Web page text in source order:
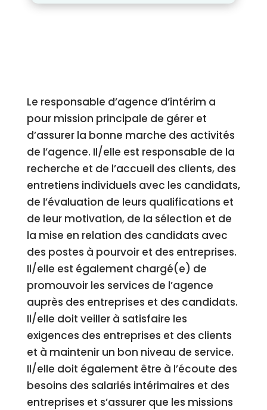
Le responsable d’agence d’intérim a
pour mission principale de gérer et
d’assurer la bonne marche des activités
de l’agence. Il/elle est responsable de la
recherche et de l’accueil des clients, des
entretiens individuels avec les candidats,
de l’évaluation de leurs qualifications et
de leur motivation, de la sélection et de
la mise en relation des candidats avec
des postes à pourvoir et des entreprises.
Il/elle est également chargé(e) de
promouvoir les services de l’agence
auprès des entreprises et des candidats.
Il/elle doit veiller à satisfaire les
exigences des entreprises et des clients
et à maintenir un bon niveau de service.
Il/elle doit également être à l’écoute des
besoins des salariés intérimaires et des
entreprises et s’assurer que les missions